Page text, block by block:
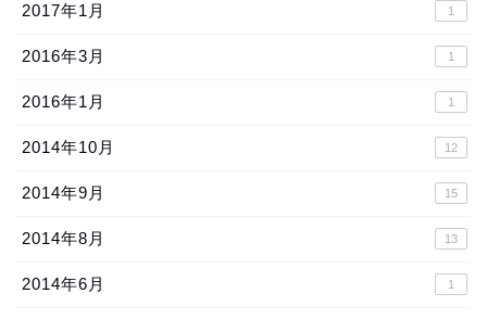
2017年1月 1
2016年3月 1
2016年1月 1
2014年10月 12
2014年9月 15
2014年8月 13
2014年6月 1